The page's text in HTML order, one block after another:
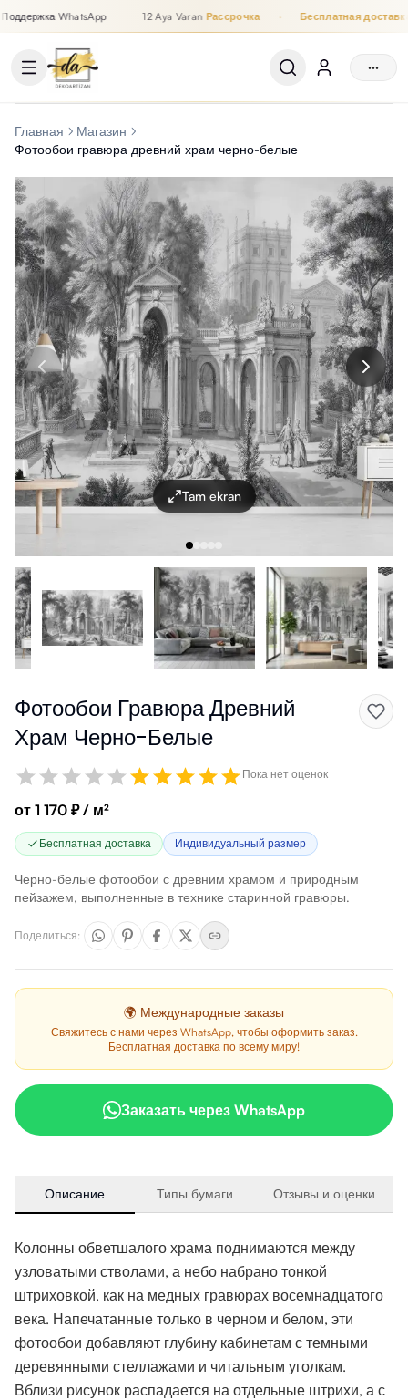
WhatsApp 12 Aya Varan Рассрочка Бесплатная доставка
···
Главная
Магазин
Фотообои гравюра древний храм черно-белые
Tam ekran
Фотообои Гравюра Древний
Храм Черно-Белые
Пока нет оценок
от 1 170 ₽ / м²
Бесплатная доставка Индивидуальный размер
Черно-белые фотообои с древним храмом и природным
пейзажем, выполненные в технике старинной гравюры.
Поделиться:
🌍 Международные заказы
Свяжитесь с нами через WhatsApp, чтобы оформить заказ.
Бесплатная доставка по всему миру!
Заказать через WhatsApp
Описание Типы бумаги Отзывы и оценки
Колонны обветшалого храма поднимаются между
узловатыми стволами, а небо набрано тонкой
штриховкой, как на медных гравюрах восемнадцатого
века. Напечатанные только в черном и белом, эти
фотообои добавляют глубину кабинетам с темными
деревянными стеллажами и читальным уголкам.
Вблизи рисунок распадается на отдельные штрихи, а с